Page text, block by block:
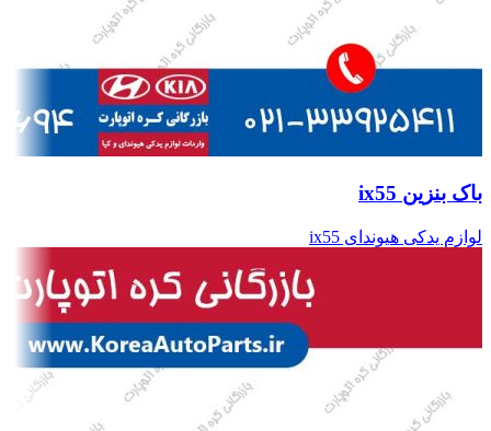
باک بنزین ix55
لوازم یدکی هیوندای ix55